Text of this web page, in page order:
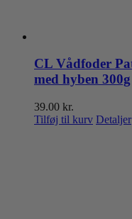
CL Vådfoder
med hyben 300g
39.00 kr.
Tilføj til kurv Detaljer